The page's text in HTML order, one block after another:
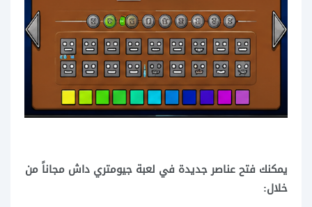
يمكنك فتح عناصر جديدة في لعبة جيومتري داش مجاناً من
خلال: